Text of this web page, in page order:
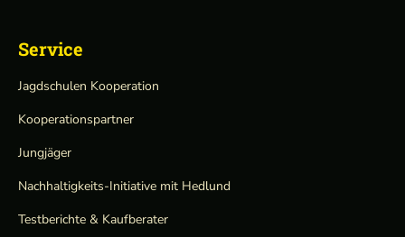
Service
Jagdschulen Kooperation
Kooperationspartner
Jungjäger
Nachhaltigkeits-Initiative mit Hedlund
Testberichte & Kaufberater